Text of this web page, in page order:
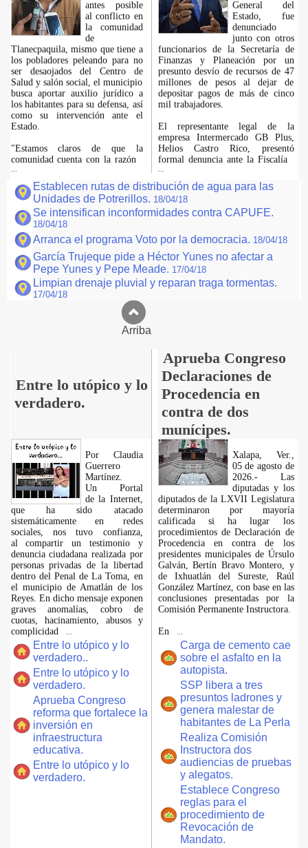
antes posible
al conflicto en
la comunidad
de
Tlanecpaquila, mismo que tiene a
los pobladores peleando para no
ser desaojados del Centro de
Salud y salón social, el municipio
busca aportar auxilio jurídico a
los habitantes para su defensa, así
como su intervención ante el
Estado.
"Estamos claros de que la
comunidad cuenta con la razón
General del
Estado, fue
denunciado
junto con otros
funcionarios de la Secretaría de
Finanzas y Planeación por un
presunto desvío de recursos de 47
millones de pesos al dejar de
depositar pagos de más de cinco
mil trabajadores.
El representante legal de la
empresa Intermercado GB Plus,
Helios Castro Rico, presentó
formal denuncia ante la Fiscalía
Establecen rutas de distribución de agua para las
Unidades de Potrerillos. 18/04/18
Se intensifican inconformidades contra CAPUFE.
18/04/18
Arranca el programa Voto por la democracia. 18/04/18
García Trujeque pide a Héctor Yunes no afectar a
Pepe Yunes y Pepe Meade. 17/04/18
Limpian drenaje pluvial y reparan traga tormentas.
17/04/18
Arriba
Entre lo utópico y lo
verdadero.
Aprueba Congreso
Declaraciones de
Procedencia en
contra de dos
munícipes.
Por Claudia
Guerrero
Martínez.
​Un Portal
de la Internet,
que ha sido atacado
sistemáticamente en redes
sociales, nos tuvo confianza,
al compartir un testimonio y
denuncia ciudadana realizada por
personas privadas de la libertad
dentro del Penal de La Toma, en
el municipio de Amatlán de los
Reyes. En dicho mensaje exponen
graves anomalías, cobro de
cuotas, hacinamiento, abusos y
complicidad
Entre lo utópico y lo
verdadero..
Entre lo utópico y lo
verdadero.
Aprueba Congreso
reforma que fortalece la
inversión en
infraestructura
educativa.
Entre lo utópico y lo
verdadero.
Xalapa, Ver.,
05 de agosto de
2026.- Las
diputadas y los
diputados de la LXVII Legislatura
determinaron por mayoría
calificada si ha lugar los
procedimientos de Declaración de
Procedencia en contra de los
presidentes municipales de Úrsulo
Galván, Bertín Bravo Montero, y
de Ixhuatlán del Sureste, Raúl
González Martínez, con base en las
conclusiones presentadas por la
Comisión Permanente Instructora.
En
Carga de cemento cae
sobre el asfalto en la
autopista.
SSP libera a tres
presuntos ladrones y
genera malestar de
habitantes de La Perla
Realiza Comisión
Instructora dos
audiencias de pruebas
y alegatos.
Establece Congreso
reglas para el
procedimiento de
Revocación de
Mandato.